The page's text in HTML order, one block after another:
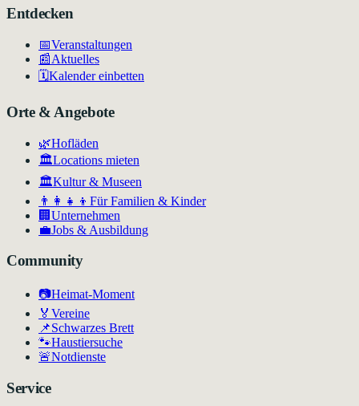
Entdecken
📅Veranstaltungen
📰Aktuelles
🗓️Kalender einbetten
Orte & Angebote
🌿Hofläden
🏛️Locations mieten
🏛Kultur & Museen
👨‍👩‍👧‍👦 Für Familien & Kinder
🏢 Unternehmen
💼Jobs & Ausbildung
Community
📷Heimat-Moment
🏅 Vereine
📌Schwarzes Brett
🐾Haustiersuche
🚨Notdienste
Service